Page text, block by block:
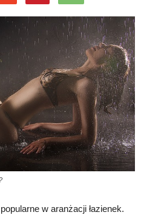
w aranżacji łazienek.